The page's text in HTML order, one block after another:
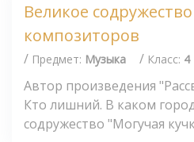
Великое
композиторов
/ Предмет: Музыка / Класс: 4
Автор произведения
Кто лишний. В каком
содружество "Могучая